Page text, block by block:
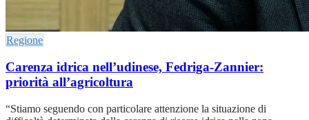
Regione
Carenza idrica nell’udinese, Fedriga-Zannier:
priorità all’agricoltura
“Stiamo seguendo con particolare attenzione la situazione di